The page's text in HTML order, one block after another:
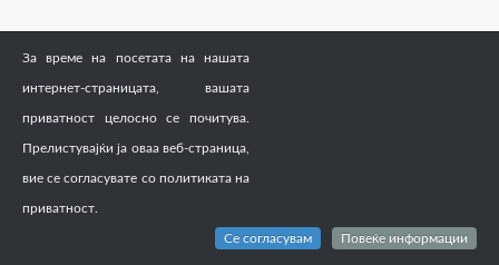
За време на посетата на нашата
интернет-страницата, вашата
приватност целосно се почитува.
Прелистувајќи ја оваа веб-страница,
вие се согласувате со политиката на
приватност.
Се согласувам Повеќе информации